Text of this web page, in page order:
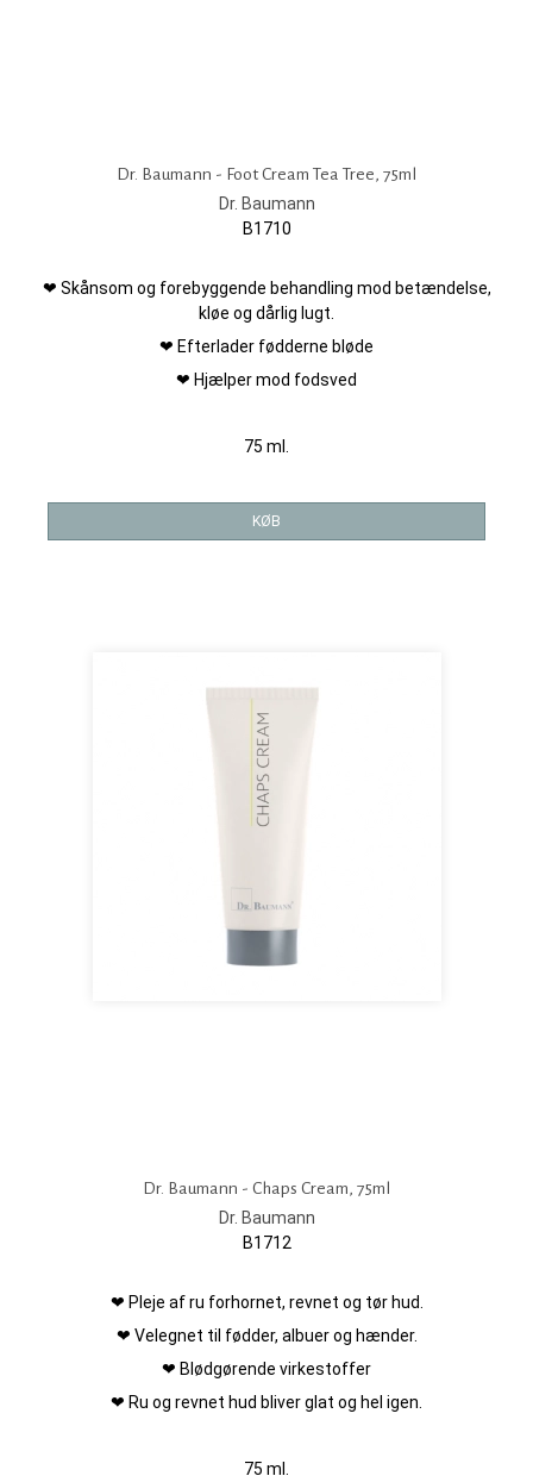
Dr. Baumann - Foot Cream Tea Tree, 75ml
Dr. Baumann
B1710
❤ Skånsom og forebyggende behandling mod betændelse,
kløe og dårlig lugt.
❤ Efterlader fødderne bløde
❤ Hjælper mod fodsved
75 ml.
KØB
Dr. Baumann - Chaps Cream, 75ml
Dr. Baumann
B1712
❤ Pleje af ru forhornet, revnet og tør hud.
❤ Velegnet til fødder, albuer og hænder.
❤ Blødgørende virkestoffer
❤ Ru og revnet hud bliver glat og hel igen.
75 ml.